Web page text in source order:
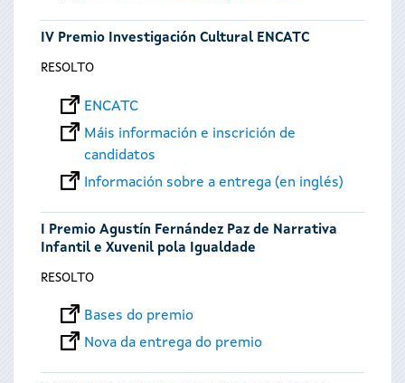
IV Premio Investigación Cultural ENCATC
RESOLTO
ENCATC
Máis información e inscrición de
candidatos
Información sobre a entrega (en inglés)
I Premio Agustín Fernández Paz de Narrativa
Infantil e Xuvenil pola Igualdade
RESOLTO
Bases do premio
Nova da entrega do premio